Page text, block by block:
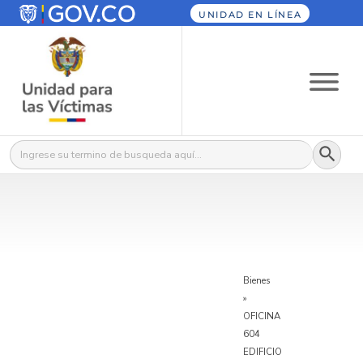
UNIDAD EN LÍNEA
Buscar: Botón
Bienes
»
OFICINA
604
EDIFICIO